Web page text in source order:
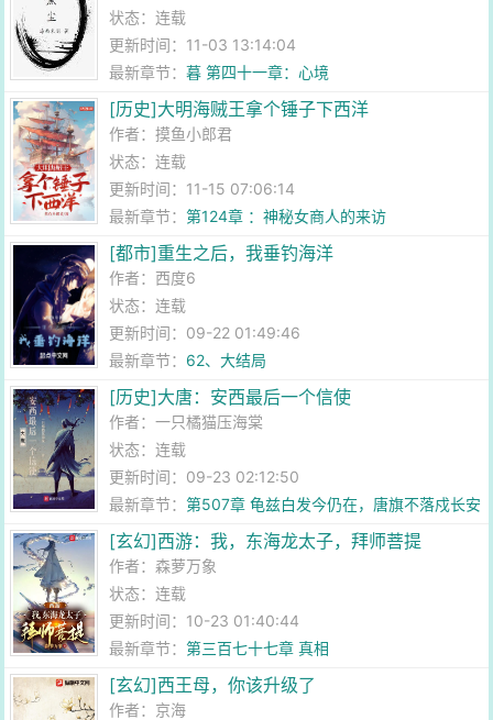
状态：连载
更新时间：11-03 13:14:04
最新章节：暮 第四十一章：心境
[历史]大明海贼王拿个锤子下西洋
作者：摸鱼小郎君
状态：连载
更新时间：11-15 07:06:14
最新章节：第124章 ：神秘女商人的来访
[都市]重生之后，我垂钓海洋
作者： 西度6
状态：连载
更新时间：09-22 01:49:46
最新章节： 62、大结局
[历史]大唐：安西最后一个信使
作者：一只橘猫压海棠
状态：连载
更新时间：09-23 02:12:50
最新章节：第507章 龟兹白发今仍在，唐旗不落戍长安
（终）
[玄幻]西游：我，东海龙太子，拜师菩提
作者：森萝万象
状态：连载
更新时间：10-23 01:40:44
最新章节：第三百七十七章 真相
[玄幻]西王母，你该升级了
作者： 京海